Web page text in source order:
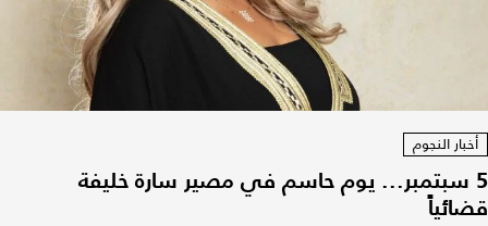
أخبار النجوم
5 سبتمبر... يوم حاسم في مصير سارة خليفة
قضائياً